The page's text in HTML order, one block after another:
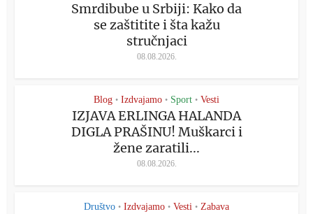
Smrdibube u Srbiji: Kako da
se zaštitite i šta kažu
stručnjaci
08.08.2026.
Blog • Izdvajamo • Sport • Vesti
IZJAVA ERLINGA HALANDA
DIGLA PRAŠINU! Muškarci i
žene zaratili...
08.08.2026.
Društvo • Izdvajamo • Vesti • Zabava